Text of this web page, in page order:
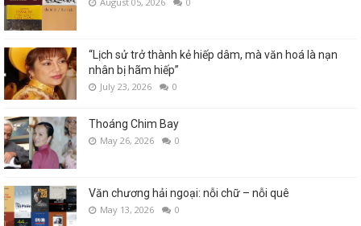
“Lịch sử trở thành kẻ hiếp dâm, mà văn hoá là nạn
nhân bị hãm hiếp”
July 23, 2026 0
Thoáng Chim Bay
May 26, 2026 0
Văn chương hải ngoại: nỗi chữ – nỗi quê
May 13, 2026 0